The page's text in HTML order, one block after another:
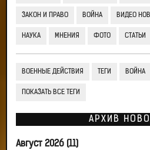
ЗАКОН И ПРАВО ВОЙНА ВИДЕО
НАУКА МНЕНИЯ ФОТО СТАТЬИ
ВОЕННЫЕ ДЕЙСТВИЯ ТЕГИ ВОЙНА
ПОКАЗАТЬ ВСЕ ТЕГИ
АРХИВ
Август 2026 (11)